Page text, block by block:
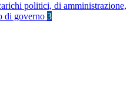
politici, di amministrazione,
di governo 3